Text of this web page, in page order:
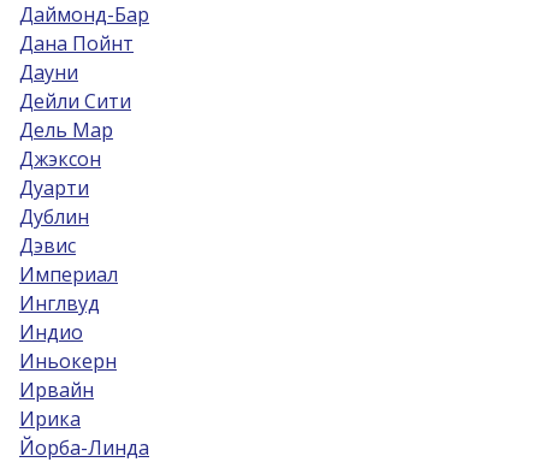
Даймонд-Бар
Дана Пойнт
Дауни
Дейли Сити
Дель Мар
Джэксон
Дуарти
Дублин
Дэвис
Империал
Инглвуд
Индио
Иньокерн
Ирвайн
Ирика
Йорба-Линда